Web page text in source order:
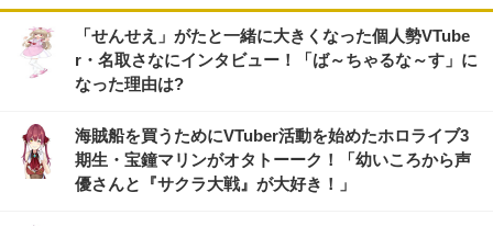
「せんせえ」がたと一緒に大きくなった個人勢VTube
r・名取さなにインタビュー！「ば～ちゃるな～す」に
なった理由は?
海賊船を買うためにVTuber活動を始めたホロライブ3
期生・宝鐘マリンがオタトーーク！「幼いころから声
優さんと『サクラ大戦』が大好き！」